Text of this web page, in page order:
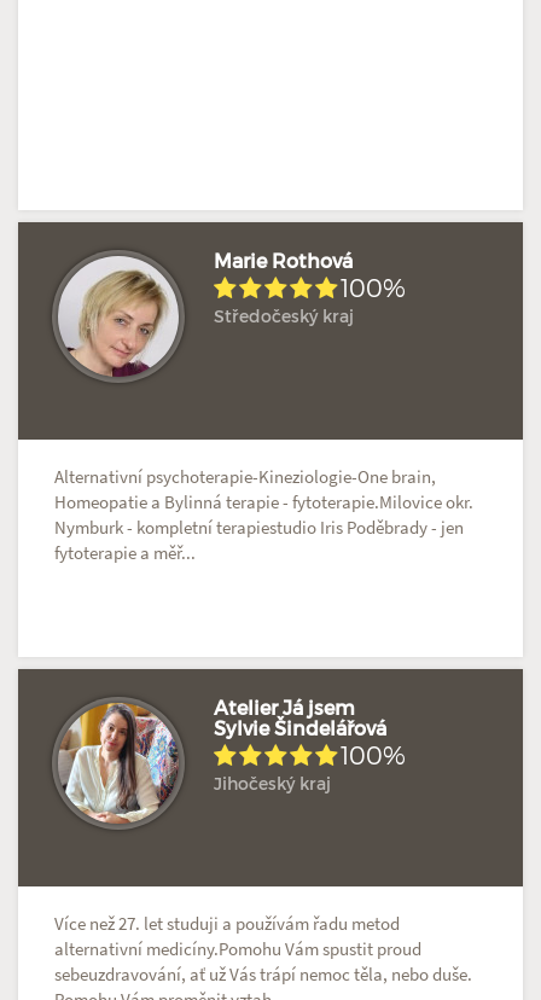
Marie Rothová
100%
Středočeský kraj
Alternativní psychoterapie-Kineziologie-One brain,
Homeopatie a Bylinná terapie - fytoterapie.Milovice okr.
Nymburk - kompletní terapiestudio Iris Poděbrady - jen
fytoterapie a měř...
Atelier Já jsem
Sylvie Šindelářová
100%
Jihočeský kraj
Více než 27. let studuji a používám řadu metod
alternativní medicíny.Pomohu Vám spustit proud
sebeuzdravování, ať už Vás trápí nemoc těla, nebo duše.
Hodnoceno: 2×
Hodnoceno: 2× Profil terapeuta